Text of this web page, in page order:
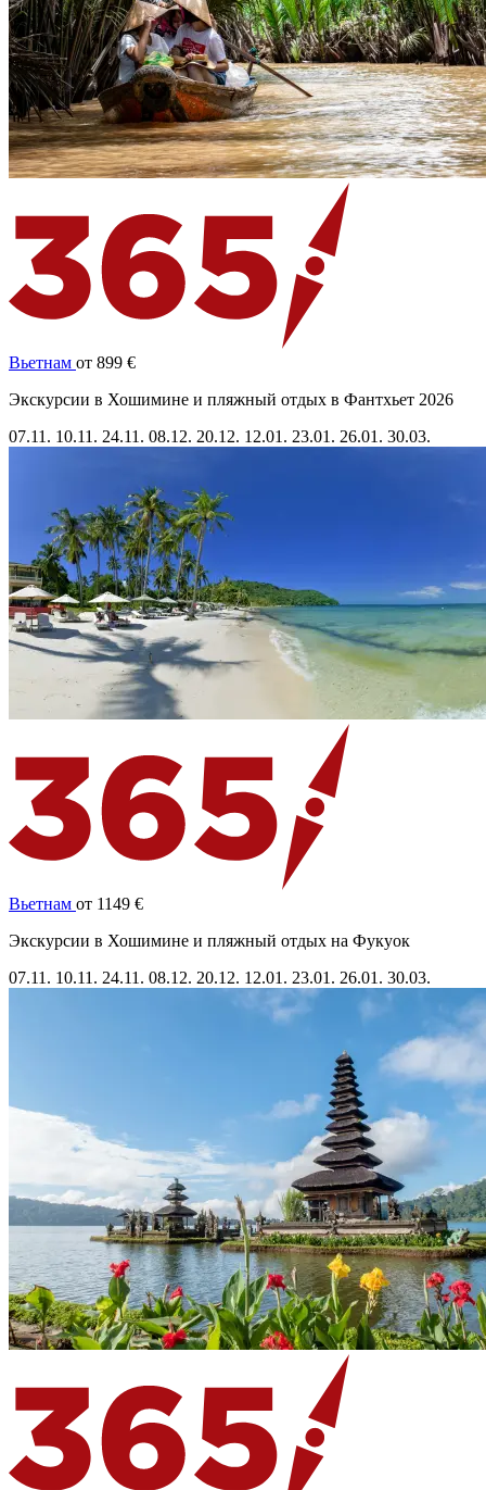
Вьетнам от 899 €
Экскурсии в Хошимине и пляжный отдых в Фантхьет 2026
07.11. 10.11. 24.11. 08.12. 20.12. 12.01. 23.01. 26.01. 30.03.
Вьетнам от 1149 €
Экскурсии в Хошимине и пляжный отдых на Фукуок
07.11. 10.11. 24.11. 08.12. 20.12. 12.01. 23.01. 26.01. 30.03.